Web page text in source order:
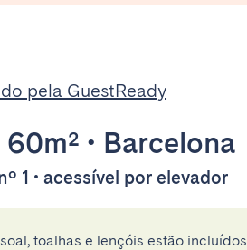
pela GuestReady
60m² • Barcelona
1 • acessível por elevador
toalhas e lençóis estão incluídos